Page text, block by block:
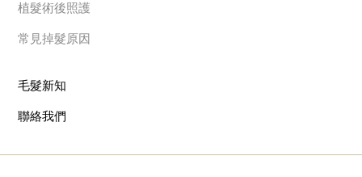
植髮術後照護
常見掉髮原因
毛髮新知
聯絡我們